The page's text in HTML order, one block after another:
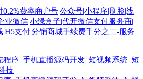
费率商户号|公众号|小程序|刷脸|线
业微信|小绿盒子|代开微信支付服务商|
|H5支付|分销商城手续费千分之二-服务